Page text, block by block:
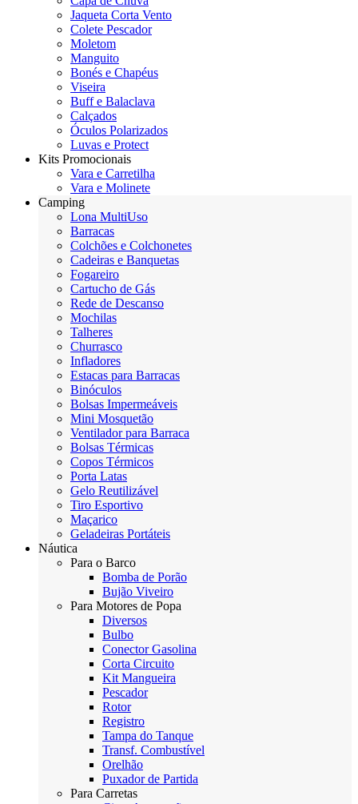
Jaqueta Corta Vento
Colete Pescador
Moletom
Manguito
Bonés e Chapéus
Viseira
Buff e Balaclava
Calçados
Óculos Polarizados
Luvas e Protect
Kits Promocionais
Vara e Carretilha
Vara e Molinete
Camping
Lona MultiUso
Barracas
Colchões e Colchonetes
Cadeiras e Banquetas
Fogareiro
Cartucho de Gás
Rede de Descanso
Mochilas
Talheres
Churrasco
Infladores
Estacas para Barracas
Binóculos
Bolsas Impermeáveis
Mini Mosquetão
Ventilador para Barraca
Bolsas Térmicas
Copos Térmicos
Porta Latas
Gelo Reutilizável
Tiro Esportivo
Maçarico
Geladeiras Portáteis
Náutica
Para o Barco
Bomba de Porão
Bujão Viveiro
Para Motores de Popa
Diversos
Bulbo
Conector Gasolina
Corta Circuito
Kit Mangueira
Pescador
Rotor
Registro
Tampa do Tanque
Transf. Combustível
Orelhão
Puxador de Partida
Para Carretas